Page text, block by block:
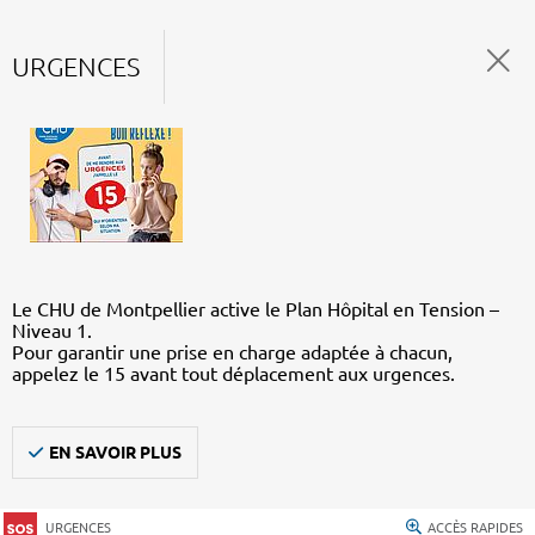
URGENCES
Le CHU de Montpellier active le Plan Hôpital en Tension –
Niveau 1.
Pour garantir une prise en charge adaptée à chacun,
appelez le 15 avant tout déplacement aux urgences.
EN SAVOIR PLUS
URGENCES ACCÈS RAPIDES